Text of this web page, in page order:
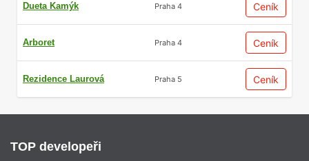
Dueta Kamýk Praha 4 Ceník
Arboret Praha 4 Ceník
Rezidence Laurová Praha 5 Ceník
TOP developeři